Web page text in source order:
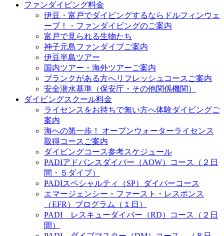
ファンダイビング料金
伊豆・富戸でダイビングするならドルフィンウェ
ーブ！・ファンダイビングのご案内
富戸で見られる生物たち
神子元島ファンダイブご案内
伊豆半島ツアー
国内ツアー・海外ツアーご案内
ブランクがある方へリフレッシュコースご案内
安全潜水基準（保安庁・その他関係機関）
ダイビングスクール料金
ライセンスをお持ちで無い方へ体験ダイビングご
案内
海への第一歩！ オープンウォーターライセンス
取得コースご案内
ダイビングコース参考スケジュール
PADIアドバンスダイバー（AOW）コース（２日
間・５ダイブ）
PADIスペシャルティ（SP）ダイバーコース
エマージェンシー・ファースト・レスポンス
（EFR）プログラム（１日）
PADI レスキューダイバー（RD）コース（２日
間）